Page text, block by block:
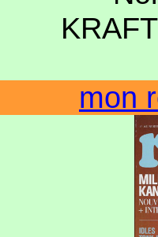
mon